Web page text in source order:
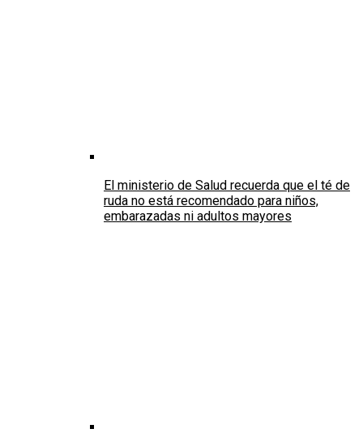
El ministerio de Salud recuerda que el té de
ruda no está recomendado para niños,
embarazadas ni adultos mayores